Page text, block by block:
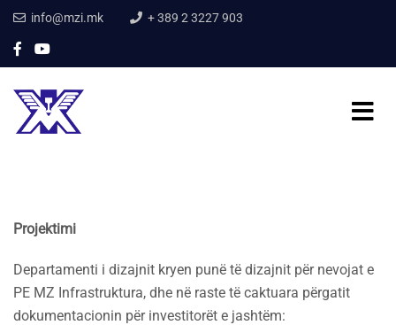
info@mzi.mk + 389 2 3227 903
Projektimi
Departamenti i dizajnit kryen punë të dizajnit për nevojat e
PE MZ Infrastruktura, dhe në raste të caktuara përgatit
dokumentacionin për investitorët e jashtëm: